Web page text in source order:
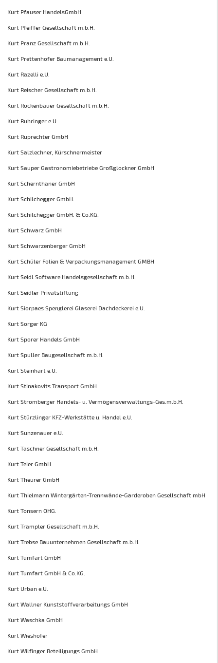
Kurt Pfauser HandelsGmbH
Kurt Pfeiffer Gesellschaft m.b.H.
Kurt Pranz Gesellschaft m.b.H.
Kurt Prettenhofer Baumanagement e.U.
Kurt Razelli e.U.
Kurt Reischer Gesellschaft m.b.H.
Kurt Rockenbauer Gesellschaft m.b.H.
Kurt Ruhringer e.U.
Kurt Ruprechter GmbH
Kurt Salzlechner, Kürschnermeister
Kurt Sauper Gastronomiebetriebe Großglockner GmbH
Kurt Schernthaner GmbH
Kurt Schilchegger GmbH.
Kurt Schilchegger GmbH. & Co.KG.
Kurt Schwarz GmbH
Kurt Schwarzenberger GmbH
Kurt Schüler Folien & Verpackungsmanagement GMBH
Kurt Seidl Software Handelsgesellschaft m.b.H.
Kurt Seidler Privatstiftung
Kurt Siorpaes Spenglerei Glaserei Dachdeckerei e.U.
Kurt Sorger KG
Kurt Sporer Handels GmbH
Kurt Spuller Baugesellschaft m.b.H.
Kurt Steinhart e.U.
Kurt Stinakovits Transport GmbH
Kurt Stromberger Handels- u. Vermögensverwaltungs-Ges.m.b.H.
Kurt Stürzlinger KFZ-Werkstätte u. Handel e.U.
Kurt Sunzenauer e.U.
Kurt Taschner Gesellschaft m.b.H.
Kurt Teier GmbH
Kurt Theurer GmbH
Kurt Thielmann Wintergärten-Trennwände-Garderoben Gesellschaft mbH
Kurt Tonsern OHG.
Kurt Trampler Gesellschaft m.b.H.
Kurt Trebse Bauunternehmen Gesellschaft m.b.H.
Kurt Tumfart GmbH
Kurt Tumfart GmbH & Co.KG.
Kurt Urban e.U.
Kurt Wallner Kunststoffverarbeitungs GmbH
Kurt Waschka GmbH
Kurt Wieshofer
Kurt Wilfinger Beteiligungs GmbH